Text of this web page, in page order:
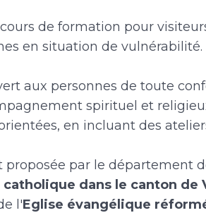
de formation pour
en situation de vulnérabilité.
aux personnes de toute
spirituel et
en incluant des
par le département
catholique dans le canton de
l'Eglise évangélique